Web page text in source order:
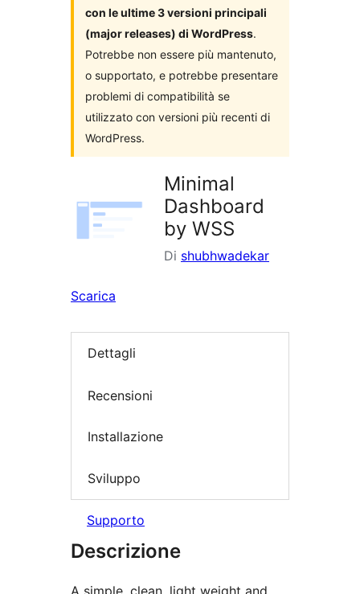
con le ultime 3 versioni principali
(major releases) di WordPress.
Potrebbe non essere più mantenuto,
o supportato, e potrebbe presentare
problemi di compatibilità se
utilizzato con versioni più recenti di
WordPress.
Minimal
Dashboard
by WSS
Di shubhwadekar
Scarica
Dettagli
Recensioni
Installazione
Sviluppo
Supporto
Descrizione